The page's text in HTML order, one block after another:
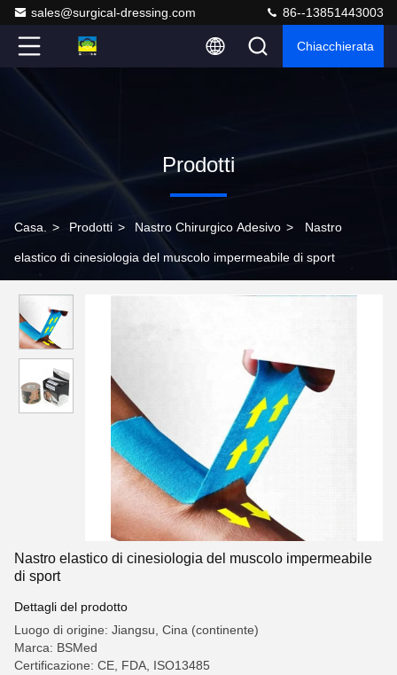
sales@surgical-dressing.com 86--13851443003
Chiacchierata
Prodotti
Casa. > Prodotti > Nastro Chirurgico Adesivo > Nastro
elastico di cinesiologia del muscolo impermeabile di sport
Nastro elastico di cinesiologia del muscolo impermeabile
di sport
Dettagli del prodotto
Luogo di origine: Jiangsu, Cina (continente)
Marca: BSMed
Certificazione: CE, FDA, ISO13485